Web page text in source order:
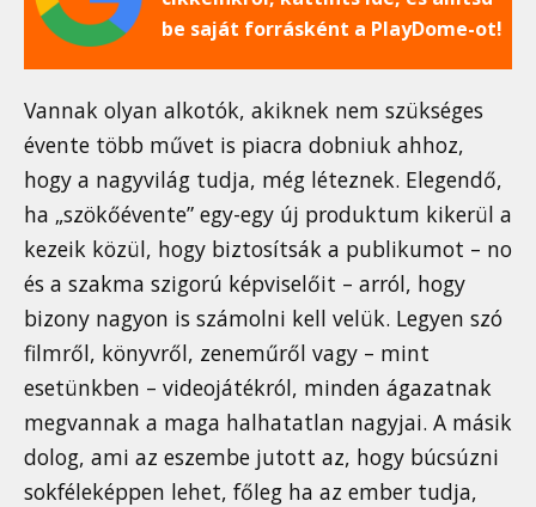
be saját forrásként a PlayDome-ot!
Vannak olyan alkotók, akiknek nem szükséges
évente több művet is piacra dobniuk ahhoz,
hogy a nagyvilág tudja, még léteznek. Elegendő,
ha „szökőévente” egy-egy új produktum kikerül a
kezeik közül, hogy biztosítsák a publikumot – no
és a szakma szigorú képviselőit – arról, hogy
bizony nagyon is számolni kell velük. Legyen szó
filmről, könyvről, zeneműről vagy – mint
esetünkben – videojátékról, minden ágazatnak
megvannak a maga halhatatlan nagyjai. A másik
dolog, ami az eszembe jutott az, hogy búcsúzni
sokféleképpen lehet, főleg ha az ember tudja,